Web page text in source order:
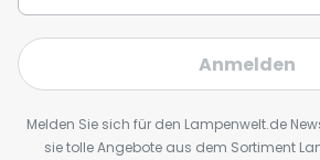
Anmelden
Melden Sie sich für den Lampenwelt.de
sie tolle Angebote aus dem Sortiment